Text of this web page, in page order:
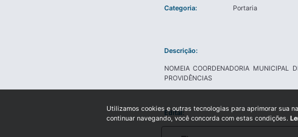
Categoria: Portaria
Descrição:
NOMEIA COORDENADORIA
PROVIDÊNCIAS
Edital:
Utilizamos cookies e outras tecnologias para aprimorar sua
continuar navegando, você concorda com estas condições.